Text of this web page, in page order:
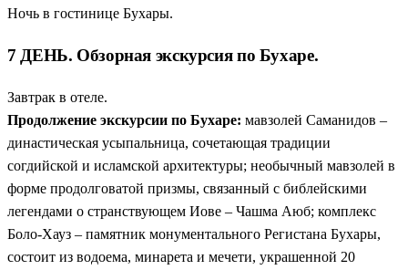
Ночь в гостинице Бухары.
7 ДЕНЬ. Обзорная экскурсия по Бухаре.
Завтрак в отеле.
Продолжение экскурсии по Бухаре: мавзолей Саманидов –
династическая усыпальница, сочетающая традиции
согдийской и исламской архитектуры; необычный мавзолей в
форме продолговатой призмы, связанный с библейскими
легендами о странствующем Иове – Чашма Аюб; комплекс
Боло-Хауз – памятник монументального Регистана Бухары,
состоит из водоема, минарета и мечети, украшенной 20